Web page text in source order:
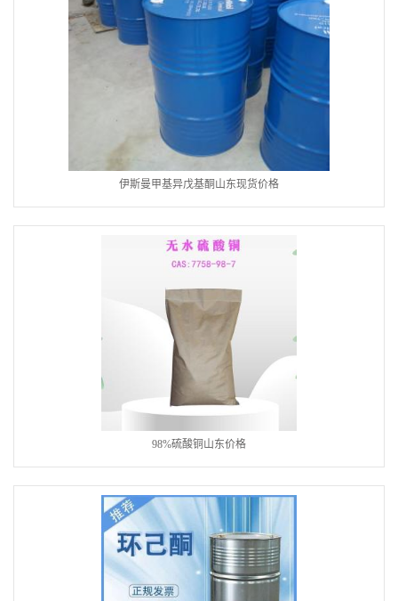
伊斯曼甲基异戊基酮山东现货价格
98%硫酸铜山东价格